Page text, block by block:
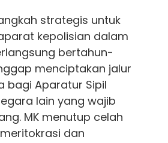
strategis untuk
kepolisian dalam
bertahun-
menciptakan jalur
bagi Aparatur Sipil
lain yang wajib
MK menutup celah
dan